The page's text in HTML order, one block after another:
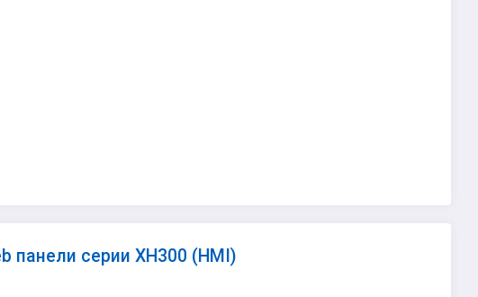
панели серии XH300 (HMI)